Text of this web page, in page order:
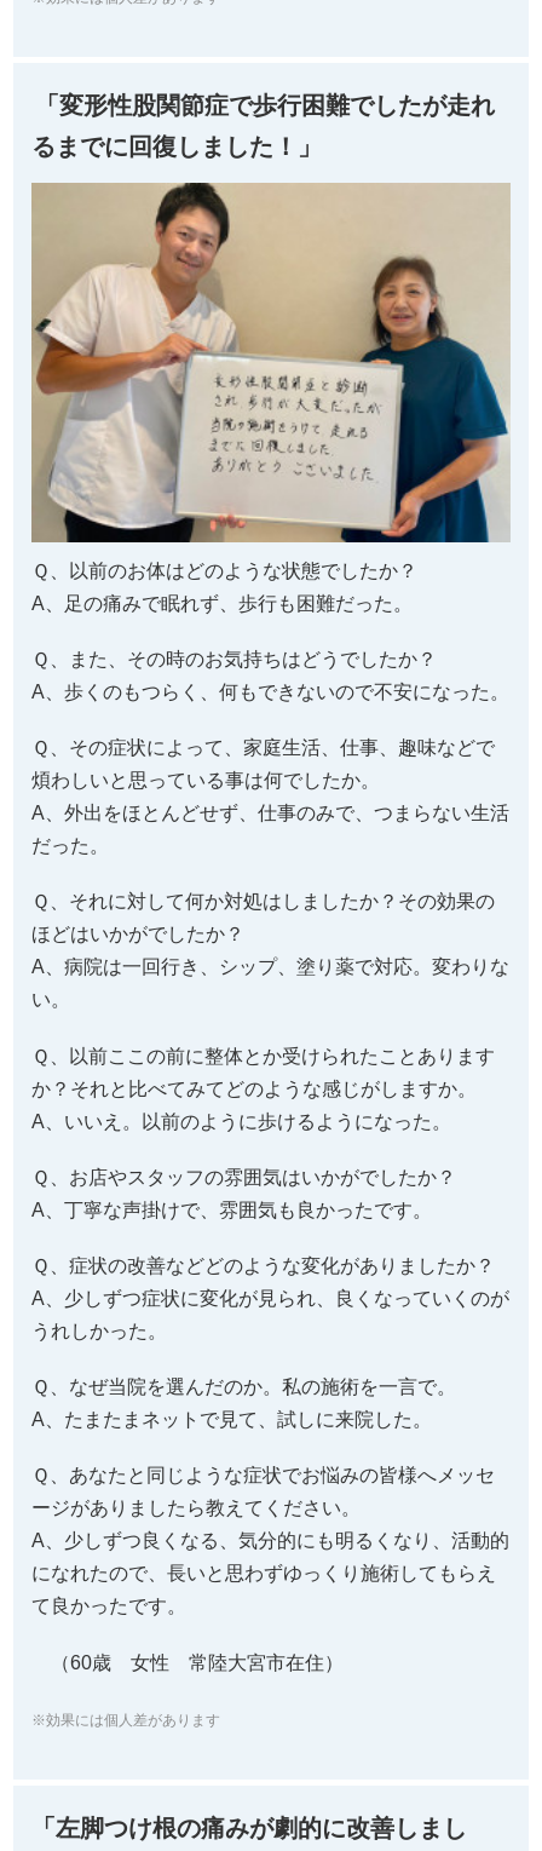
「変形性股関節症で歩行困難でしたが走れ
るまでに回復しました！」
Ｑ、以前のお体はどのような状態でしたか？
A、足の痛みで眠れず、歩行も困難だった。
Ｑ、また、その時のお気持ちはどうでしたか？
A、歩くのもつらく、何もできないので不安になった。
Ｑ、その症状によって、家庭生活、仕事、趣味などで
煩わしいと思っている事は何でしたか。
A、外出をほとんどせず、仕事のみで、つまらない生活
だった。
Ｑ、それに対して何か対処はしましたか？その効果の
ほどはいかがでしたか？
A、病院は一回行き、シップ、塗り薬で対応。変わりな
い。
Ｑ、以前ここの前に整体とか受けられたことあります
か？それと比べてみてどのような感じがしますか。
A、いいえ。以前のように歩けるようになった。
Ｑ、お店やスタッフの雰囲気はいかがでしたか？
A、丁寧な声掛けで、雰囲気も良かったです。
Ｑ、症状の改善などどのような変化がありましたか？
A、少しずつ症状に変化が見られ、良くなっていくのが
うれしかった。
Ｑ、なぜ当院を選んだのか。私の施術を一言で。
A、たまたまネットで見て、試しに来院した。
Ｑ、あなたと同じような症状でお悩みの皆様へメッセ
ージがありましたら教えてください。
A、少しずつ良くなる、気分的にも明るくなり、活動的
になれたので、長いと思わずゆっくり施術してもらえ
て良かったです。
（60歳 女性 常陸大宮市在住）
※効果には個人差があります
「左脚つけ根の痛みが劇的に改善しまし